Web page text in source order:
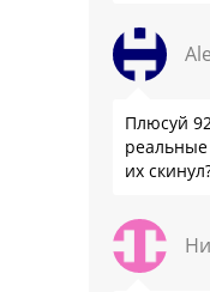
такое
Плюсуй
их